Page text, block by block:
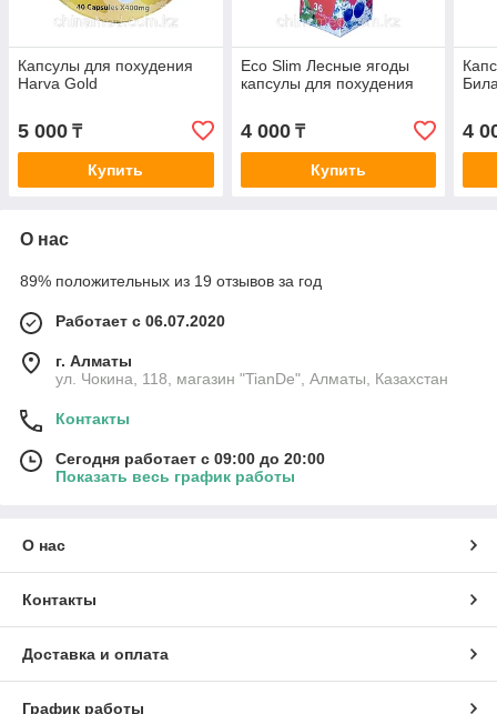
Капсулы для похудения
Harva Gold
5 000 ₸
Купить
Eco Slim Лесные ягоды
капсулы для похудения
4 000₸
Купить
4
О нас
89% положительных из 19 отзывов за год
Работает с 06.07.2020
г. Алматы
ул. Чокина, 118, магазин "TianDe", Алматы, Казахстан
Контакты
Сегодня работает с 09:00 до 20:00
Показать весь график работы
О нас
Контакты
Доставка и оплата
График работы